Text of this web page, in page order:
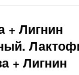
+ Лигнин
+ Лигнин